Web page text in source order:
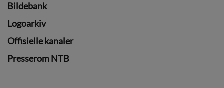
Bildebank
Logoarkiv
Offisielle kanaler
Presserom NTB